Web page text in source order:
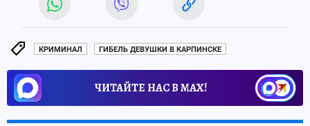
КРИМИНАЛ ГИБЕЛЬ ДЕВУШКИ В КАРПИНСКЕ
ЧИТАЙТЕ НАС В МАХ!